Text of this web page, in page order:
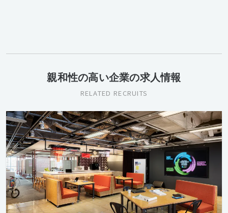
親和性の高い企業の求人情報
RELATED RECRUITS